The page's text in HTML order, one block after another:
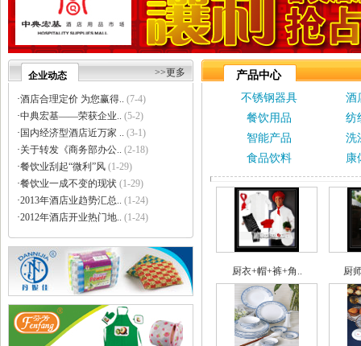
深圳市讯能电子有限公司
德州合丰液压机具有限公司
·泰州市多妮士机械制造有限..
·东莞市幸运（广印牌）印花..
·济南柏克电力设备有限公司
·沧州市德源钢管有限公司
·北京德诺和科技有限公司
·厦门立刻品牌策划有限公司
·巩义市天佑机械制造有限公..
厦门简氏商贸有限公司
祥辉陶瓷
上海金卢环保设备有限公司
深圳市中创国际物流有限公..
·兄弟网络公司
·海腾高修工程有限公司
深圳市讯搜科技有限公司
·如皋市久恒机械制造有限公..
· 宜居佳美家具有限公司
淄博蓝剑新材科技羟基乙腈..
企业动态 >>更多
·酒店合理定价 为您赢得.. (7-4)
·中典宏基——荣获企业.. (5-2)
· 国内经济型酒店近万家 .. (3-1)
·关于转发《商务部办公.. (2-18)
·餐饮业刮起“微利”风 (1-29)
·餐饮业一成不变的现状 (1-29)
·2013年酒店业趋势汇总.. (1-24)
·2012年酒店开业热门地.. (1-24)
产品中心
不锈钢器具
酒
餐饮用品
纺
智能产品
洗
食品饮料
康
厨衣+帽+裤+角.. 厨